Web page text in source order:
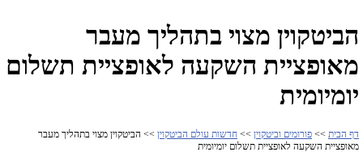
הביטקוין מצוי בתהליך מעבר
מאופציית השקעה לאופציית תשלום
יומיומית
דף הבית >> פורומים וביטקוין >> חדשות עולם הביטקוין >> הביטקוין מצוי בתהליך מעבר
מאופציית השקעה לאופציית תשלום יומיומית